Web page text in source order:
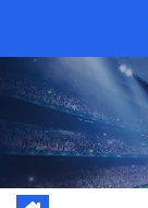
content